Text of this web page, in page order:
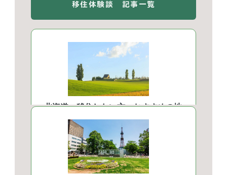
移住体験談 記事一覧